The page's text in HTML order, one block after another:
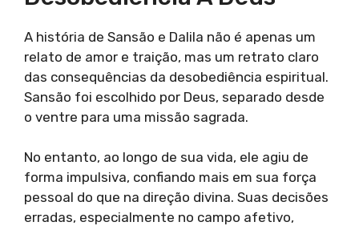
A história de Sansão e Dalila não é apenas um
relato de amor e traição, mas um retrato claro
das consequências da desobediência espiritual.
Sansão foi escolhido por Deus, separado desde
o ventre para uma missão sagrada.
No entanto, ao longo de sua vida, ele agiu de
forma impulsiva, confiando mais em sua força
pessoal do que na direção divina. Suas decisões
erradas, especialmente no campo afetivo,